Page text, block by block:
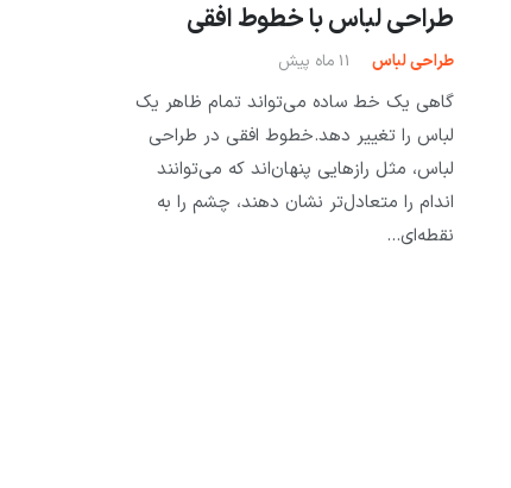
طراحی لباس با خطوط افقی
طراحی لباس 11 ماه پیش
گاهی یک خط ساده می‌تواند تمام ظاهر یک
لباس را تغییر دهد.خطوط افقی در طراحی
لباس، مثل رازهایی پنهان‌اند که می‌توانند
اندام را متعادل‌تر نشان دهند، چشم را به
نقطه‌ای…